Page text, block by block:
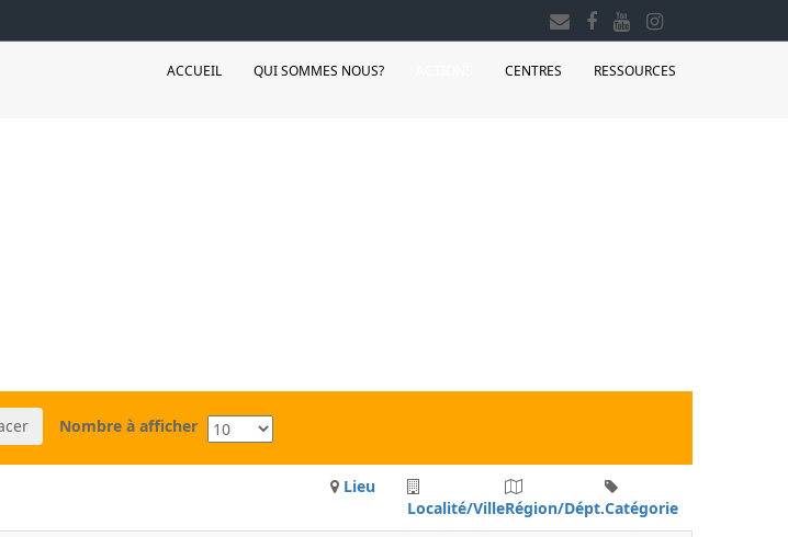
ACCUEIL QUI SOMMES NOUS? CENTRES RESSOURCES
Nombre à afficher
Lieu
Localité/VilleRégion/Dépt.Catégorie